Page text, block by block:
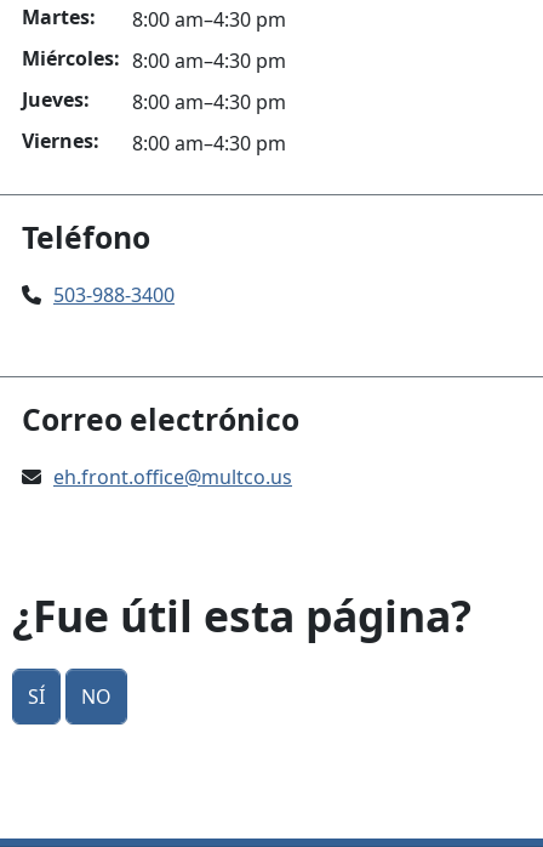
Martes:
8:00 am–4:30 pm
Miércoles: 8:00 am–4:30 pm
Jueves:
8:00 am–4:30 pm
Viernes:
8:00 am–4:30 pm
Teléfono
503-988-3400
Correo electrónico
eh.front.office@multco.us
¿Fue útil esta página?
Sí No